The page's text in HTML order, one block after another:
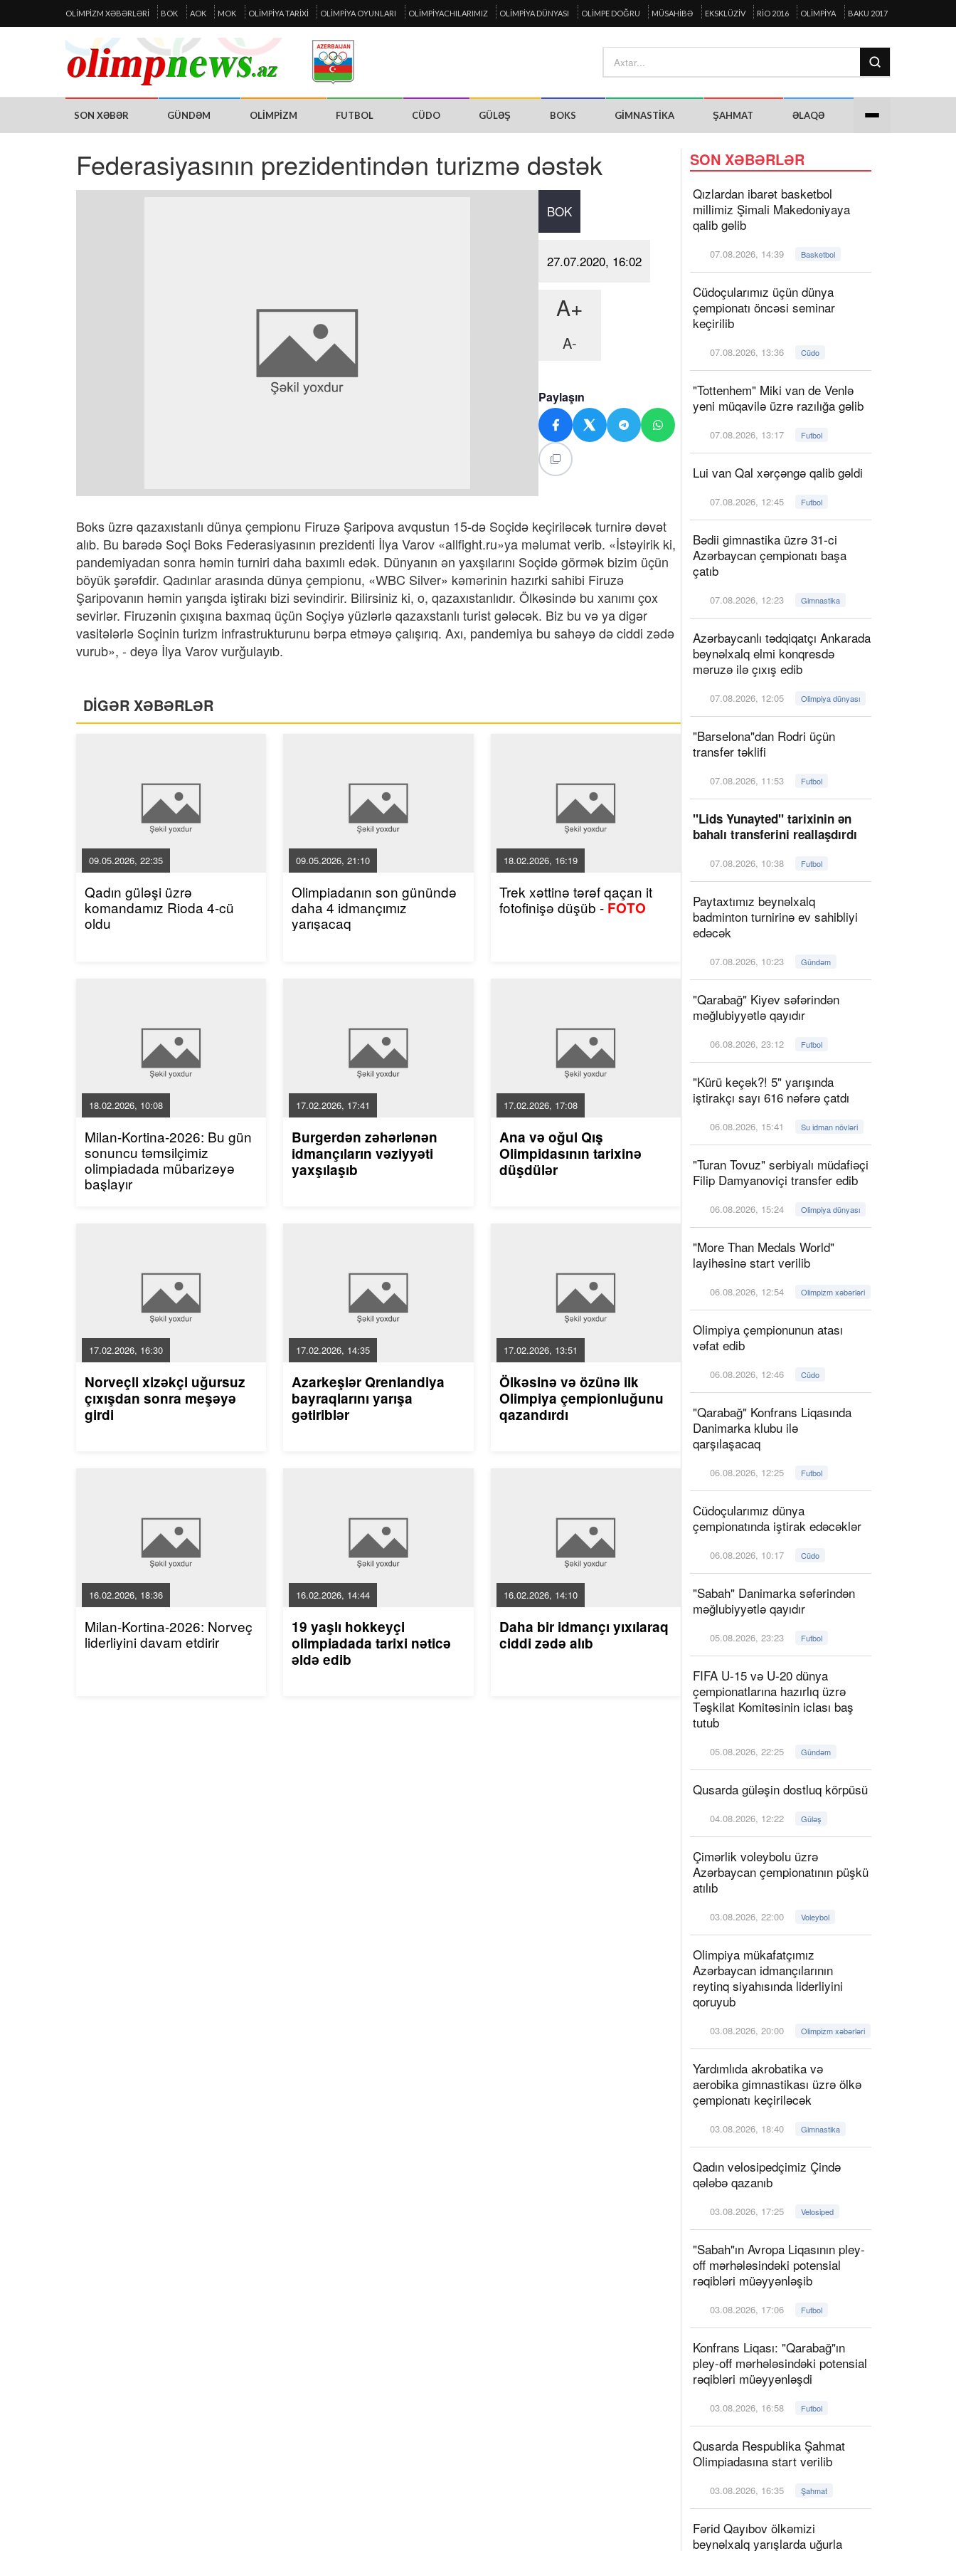
OLIMPIZM XƏBƏRLƏRI BOK AOK MOK OLIMPIYA TARIXI OLIMPIYA OYUNLARI OLIMPIYACHILARIMIZ OLIMPIYA DÜNYASI OLIMPE DOĞRU MÜSAHIBƏ EKSKLÜZIV RIO 2016 OLIMPIYA BAKU 2017
SON XƏBƏR GÜNDƏM OLIMPIZM FUTBOL CÜDO GÜLƏŞ BOKS GIMNASTIKA ŞAHMAT ƏLAQƏ
Federasiyasının prezidentindən turizmə dəstək
BOK
27.07.2020, 16:02
A+
A-
Paylaşın
Boks üzrə qazaxıstanlı dünya çempionu Firuzə Şaripova avqustun 15-də Soçidə keçiriləcək turnirə dəvət
alıb. Bu barədə Soçi Boks Federasiyasının prezidenti İlya Varov «allfight.ru»ya məlumat verib. «İstəyirik ki,
pandemiyadan sonra həmin turniri daha baxımlı edək. Dünyanın ən yaxşılarını Soçidə görmək bizim üçün
böyük şərəfdir. Qadınlar arasında dünya çempionu, «WBC Silver» kəmərinin hazırki sahibi Firuzə
Şaripovanın həmin yarışda iştirakı bizi sevindirir. Bilirsiniz ki, o, qazaxıstanlıdır. Ölkəsində bu xanımı çox
sevirlər. Firuzənin çıxışına baxmaq üçün Soçiyə yüzlərlə qazaxstanlı turist gələcək. Biz bu və ya digər
vasitələrlə Soçinin turizm infrastrukturunu bərpa etməyə çalışırıq. Axı, pandemiya bu sahəyə də ciddi zədə
vurub», - deyə İlya Varov vurğulayıb.
DİGƏR XƏBƏRLƏR
09.05.2026, 22:35
Qadın güləşi üzrə
komandamız Rioda 4-cü
oldu
09.05.2026, 21:10
Olimpiadanın son günündə
daha 4 idmançımız
yarışacaq
18.02.2026, 16:19
Trek xəttinə tərəf qaçan it
fotofinişə düşüb - FOTO
18.02.2026, 10:08
Milan-Kortina-2026: Bu gün
sonuncu təmsilçimiz
olimpiadada mübarizəyə
başlayır
17.02.2026, 17:41
Burgerdən zəhərlənən
idmançıların vəziyyəti
yaxşılaşıb
17.02.2026, 17:08
Ana və oğul Qış
Olimpidasının tarixinə
düşdülər
17.02.2026, 16:30
Norveçli xizəkçi uğursuz
çıxışdan sonra meşəyə
girdi
17.02.2026, 14:35
Azarkeşlər Qrenlandiya
bayraqlarını yarışa
gətiriblər
17.02.2026, 13:51
Ölkəsinə və özünə ilk
Olimpiya çempionluğunu
qazandırdı
16.02.2026, 18:36
Milan-Kortina-2026: Norveç
liderliyini davam etdirir
16.02.2026, 14:44
19 yaşlı hokkeyçi
olimpiadada tarixi nəticə
əldə edib
16.02.2026, 14:10
Daha bir idmançı yıxılaraq
ciddi zədə alıb
SON XƏBƏRLƏR
Qızlardan ibarət basketbol
millimiz Şimali Makedoniyaya
qalib gəlib
07.08.2026, 14:39 Basketbol
Cüdoçularımız üçün dünya
çempionatı öncəsi seminar
keçirilib
07.08.2026, 13:36 Cüdo
"Tottenhem" Miki van de Venlə
yeni müqavilə üzrə razılığa gəlib
07.08.2026, 13:17 Futbol
Lui van Qal xərçəngə qalib gəldi
07.08.2026, 12:45 Futbol
Bədii gimnastika üzrə 31-ci
Azərbaycan çempionatı başa
çatıb
07.08.2026, 12:23 Gimnastika
Azərbaycanlı tədqiqatçı Ankarada
beynəlxalq elmi konqresdə
məruzə ilə çıxış edib
07.08.2026, 12:05 Olimpiya dünyası
"Barselona"dan Rodri üçün
transfer təklifi
07.08.2026, 11:53 Futbol
"Lids Yunayted" tarixinin ən
bahalı transferini reallaşdırdı
07.08.2026, 10:38 Futbol
Paytaxtımız beynəlxalq
badminton turnirinə ev sahibliyi
edəcək
07.08.2026, 10:23 Gündəm
"Qarabağ" Kiyev səfərindən
məğlubiyyətlə qayıdır
06.08.2026, 23:12 Futbol
"Kürü keçək?! 5" yarışında
iştirakçı sayı 616 nəfərə çatdı
06.08.2026, 15:41 Su idman növləri
"Turan Tovuz" serbiyalı müdafiəçi
Filip Damyanoviçi transfer edib
06.08.2026, 15:24 Olimpiya dünyası
"More Than Medals World"
layihəsinə start verilib
06.08.2026, 12:54 Olimpizm xəbərləri
Olimpiya çempionunun atası
vəfat edib
06.08.2026, 12:46 Cüdo
"Qarabağ" Konfrans Liqasında
Danimarka klubu ilə
qarşılaşacaq
06.08.2026, 12:25 Futbol
Cüdoçularımız dünya
çempionatında iştirak edəcəklər
06.08.2026, 10:17 Cüdo
"Sabah" Danimarka səfərindən
məğlubiyyətlə qayıdır
05.08.2026, 23:23 Futbol
FIFA U-15 və U-20 dünya
çempionatlarına hazırlıq üzrə
Təşkilat Komitəsinin iclası baş
tutub
05.08.2026, 22:25 Gündəm
Qusarda güləşin dostluq körpüsü
04.08.2026, 12:22 Güləş
Çimərlik voleybolu üzrə
Azərbaycan çempionatının püşkü
atılıb
03.08.2026, 22:00 Voleybol
Olimpiya mükafatçımız
Azərbaycan idmançılarının
reytinq siyahısında liderliyini
qoruyub
03.08.2026, 20:00 Olimpizm xəbərləri
Yardımlıda akrobatika və
aerobika gimnastikası üzrə ölkə
çempionatı keçiriləcək
03.08.2026, 18:40 Gimnastika
Qadın velosipedçimiz Çində
qələbə qazanıb
03.08.2026, 17:25 Velosiped
"Sabah"ın Avropa Liqasının pley-
off mərhələsindəki potensial
rəqibləri müəyyənləşib
03.08.2026, 17:06 Futbol
Konfrans Liqası: "Qarabağ"ın
pley-off mərhələsindəki potensial
rəqibləri müəyyənləşdi
03.08.2026, 16:58 Futbol
Qusarda Respublika Şahmat
Olimpiadasına start verilib
03.08.2026, 16:35 Şahmat
Fərid Qayıbov ölkəmizi
beynəlxalq yarışlarda uğurla